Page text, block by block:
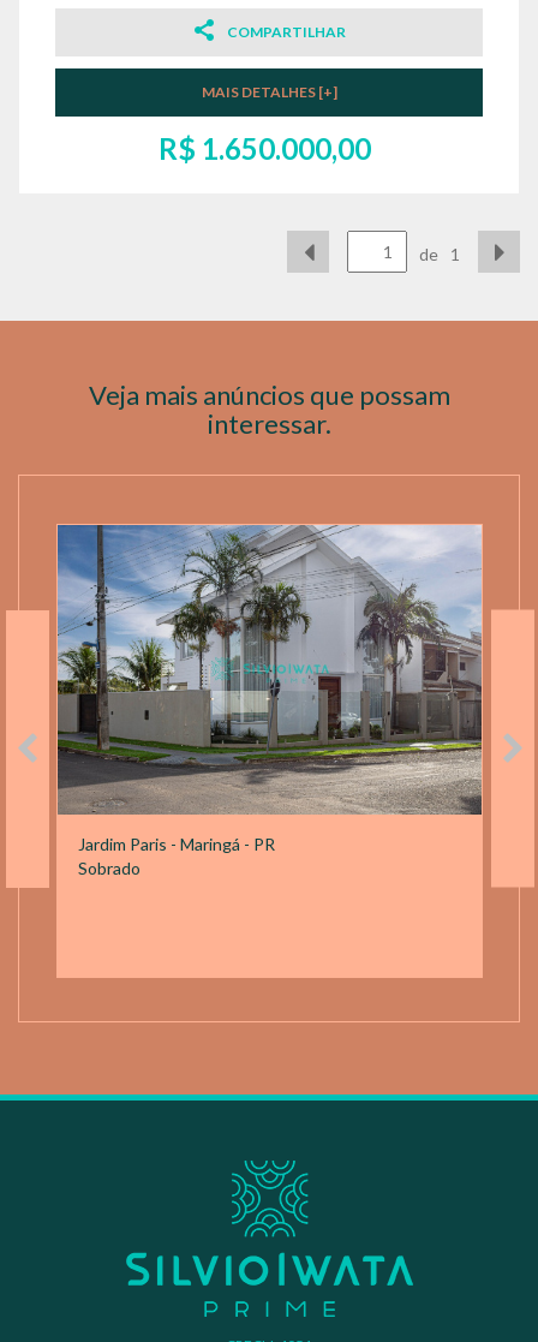
COMPARTILHAR
MAIS DETALHES [+]
R$ 1.650.000,00
de 1
Veja mais anúncios que possam
interessar.
Jardim Paris - Maringá - PR
Sobrado